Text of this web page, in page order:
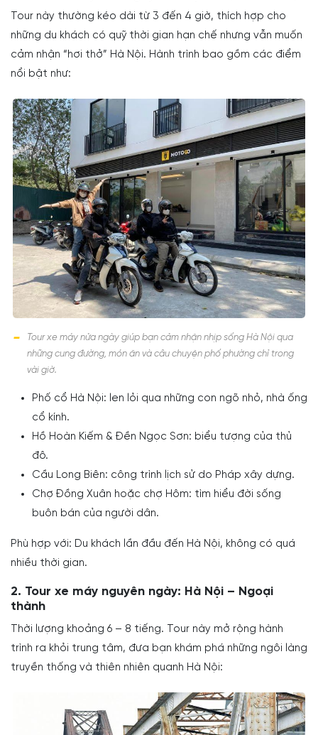
Tour này thường kéo dài từ 3 đến 4 giờ, thích hợp cho
những du khách có quỹ thời gian hạn chế nhưng vẫn muốn
cảm nhận “hơi thở” Hà Nội. Hành trình bao gồm các điểm
nổi bật như:
Tour xe máy nửa ngày giúp bạn cảm nhận nhịp sống Hà Nội qua
những cung đường, món ăn và câu chuyện phố phường chỉ trong
vài giờ.
Phố cổ Hà Nội: len lỏi qua những con ngõ nhỏ, nhà ống
cổ kính.
Hồ Hoàn Kiếm & Đền Ngọc Sơn: biểu tượng của thủ
đô.
Cầu Long Biên: công trình lịch sử do Pháp xây dựng.
Chợ Đồng Xuân hoặc chợ Hôm: tìm hiểu đời sống
buôn bán của người dân.
Phù hợp với: Du khách lần đầu đến Hà Nội, không có quá
nhiều thời gian.
2. Tour xe máy nguyên ngày: Hà Nội – Ngoại
thành
Thời lượng khoảng 6 – 8 tiếng. Tour này mở rộng hành
trình ra khỏi trung tâm, đưa bạn khám phá những ngôi làng
truyền thống và thiên nhiên quanh Hà Nội: